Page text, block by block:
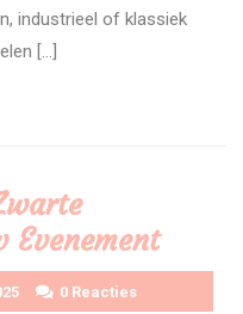
industrieel of klassiek
[…]
0 Reacties